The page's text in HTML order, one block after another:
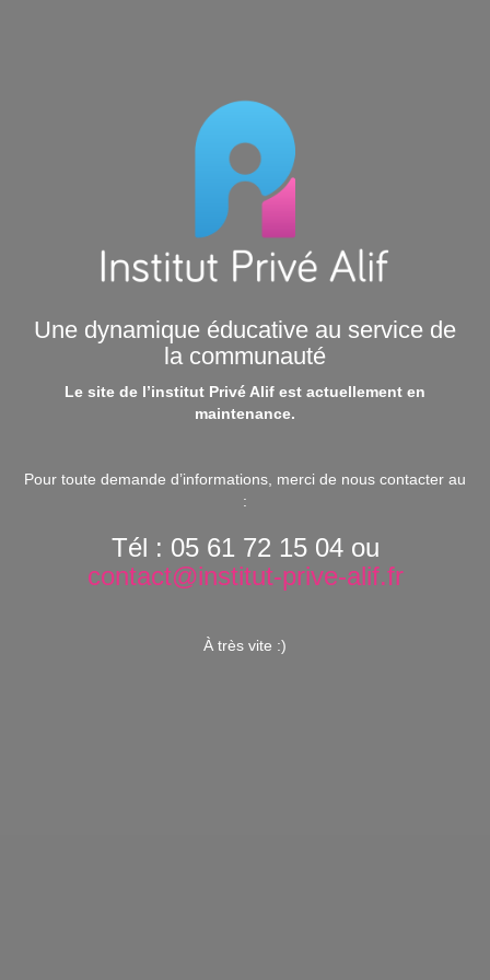
Une dynamique éducative au service de
la communauté
Le site de l’institut Privé Alif est actuellement en
maintenance.
Pour toute demande d’informations, merci de nous contacter au
:
Tél : 05 61 72 15 04 ou
contact@institut-prive-alif.fr
À très vite :)